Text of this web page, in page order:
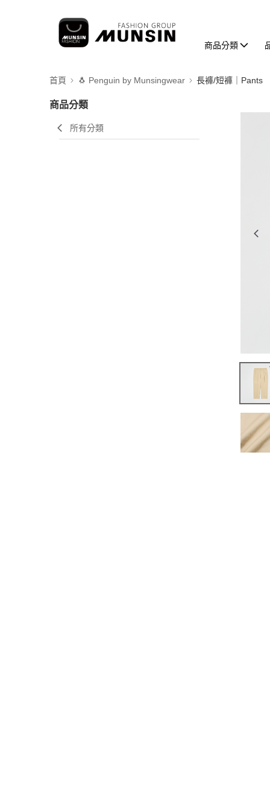
商品分類
首頁 🐧 Penguin by Munsingwear 長褲/短褲｜Pants
商品分類
所有分類